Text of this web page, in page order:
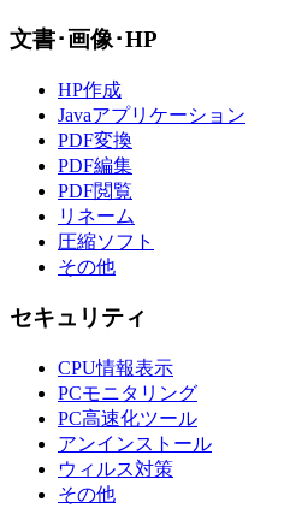
文書･画像･HP
HP作成
Javaアプリケーション
PDF変換
PDF編集
PDF閲覧
リネーム
圧縮ソフト
その他
セキュリティ
CPU情報表示
PCモニタリング
PC高速化ツール
アンインストール
ウィルス対策
その他